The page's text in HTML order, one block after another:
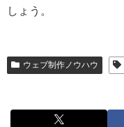
しょう。
ウェブ制作ノウハウ